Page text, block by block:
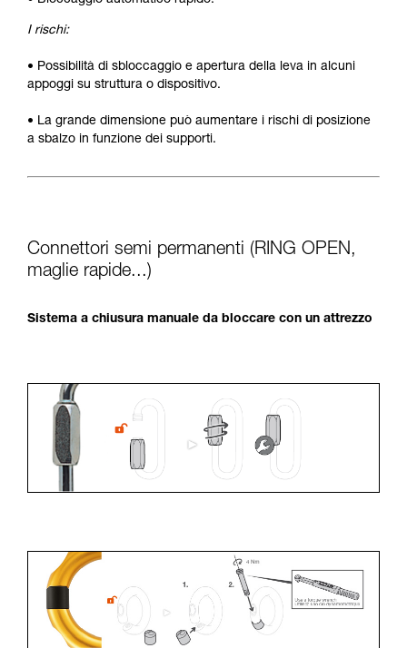
I rischi:
• Possibilità di sbloccaggio e apertura della leva in alcuni
appoggi su struttura o dispositivo.
• La grande dimensione può aumentare i rischi di posizione
a sbalzo in funzione dei supporti.
Connettori semi permanenti (RING OPEN,
maglie rapide...)
Sistema a chiusura manuale da bloccare con un attrezzo